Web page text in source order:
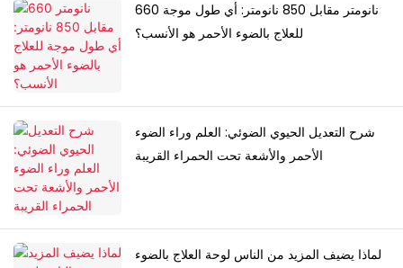
660 نانومتر مقابل 850 نانومتر: أي طول موجة
للعلاج بالضوء الأحمر هو الأنسب؟
شرح التعديل الحيوي الضوئي: العلم وراء الضوء
الأحمر والأشعة تحت الحمراء القريبة
لماذا يضيف المزيد من الناس لوحة العلاج بالضوء